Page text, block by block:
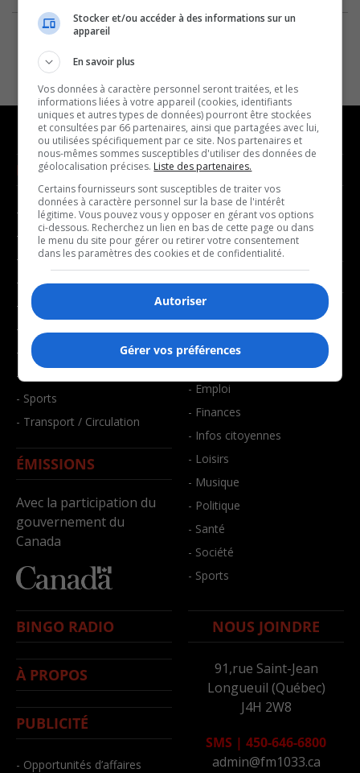
NOUVELLES
- Affaires municipales
- Communauté / Social
- Culture
- Économie
- Éducation
- Environnement
- Faits divers
- Santé et bien-être
- Sports
- Transport / Circulation
ÉMISSIONS
Avec la participation du
gouvernement du
Canada
MUSIQUE
- Décompte franco
- Joué récemment
BALADOS
- Affaires
- Art de vivre
- Bien-être
- Emploi
- Finances
- Infos citoyennes
- Loisirs
- Musique
- Politique
- Santé
- Société
- Sports
BINGO RADIO
À PROPOS
PUBLICITÉ
- Opportunités d’affaires
NOUS JOINDRE
91,rue Saint-Jean
Longueuil (Québec)
J4H 2W8
SMS | 450-646-6800
admin@fm1033.ca
Stocker et/ou accéder à des informations sur un
appareil
En savoir plus
Vos données à caractère personnel seront traitées, et les
informations liées à votre appareil (cookies, identifiants
uniques et autres types de données) pourront être stockées
et consultées par 66 partenaires, ainsi que partagées avec lui,
ou utilisées spécifiquement par ce site. Nos partenaires et
nous-mêmes sommes susceptibles d'utiliser des données de
géolocalisation précises. Liste des partenaires.
Certains fournisseurs sont susceptibles de traiter vos
données à caractère personnel sur la base de l'intérêt
légitime. Vous pouvez vous y opposer en gérant vos options
ci-dessous. Recherchez un lien en bas de cette page ou dans
le menu du site pour gérer ou retirer votre consentement
dans les paramètres des cookies et de confidentialité.
Autoriser
Gérer vos préférences